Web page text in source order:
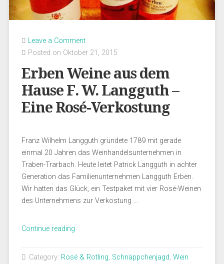
Leave a Comment
Posted on Oktober 21, 2015
Erben Weine aus dem
Hause F. W. Langguth –
Eine Rosé-Verkostung
Franz Wilhelm Langguth gründete 1789 mit gerade
einmal 20 Jahren das Weinhandelsunternehmen in
Traben-Trarbach. Heute leitet Patrick Langguth in achter
Generation das Familienunternehmen Langguth Erben.
Wir hatten das Glück, ein Testpaket mit vier Rosé-Weinen
des Unternehmens zur Verkostung …
Continue reading„Erben
aus
Category: Rosé & Rotling, Schnäppchenjagd, Wein